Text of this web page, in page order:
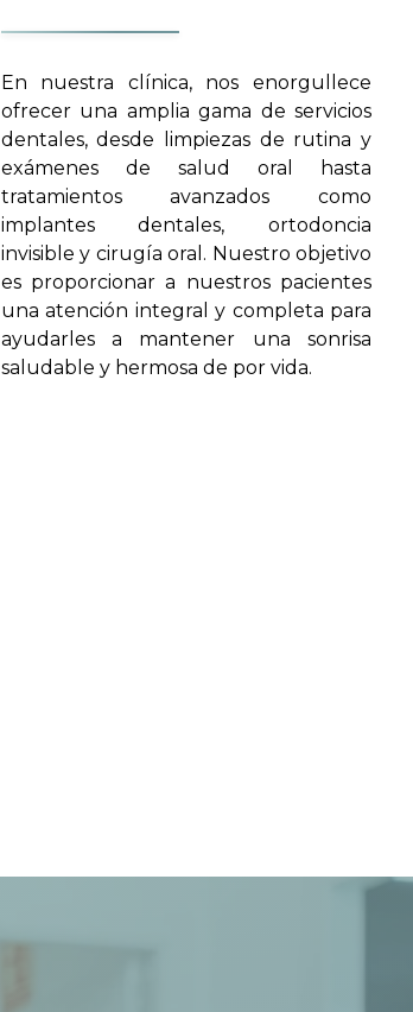
En nuestra clínica, nos enorgullece
ofrecer una amplia gama de servicios
dentales, desde limpiezas de rutina y
exámenes de salud oral hasta
tratamientos avanzados como
implantes dentales, ortodoncia
invisible y cirugía oral. Nuestro objetivo
es proporcionar a nuestros pacientes
una atención integral y completa para
ayudarles a mantener una sonrisa
saludable y hermosa de por vida.